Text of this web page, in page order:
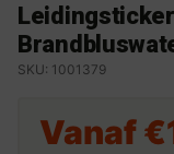
SKU: 1001379
Vanaf €